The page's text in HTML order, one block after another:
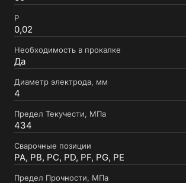
P
0,02
Необходимость в прокалке
Да
Диаметр электрода, мм
4
Предел Текучести, МПа
434
Сварочные позиции
PA, PB, PC, PD, PF, PG, PE
Предел Прочности, МПа